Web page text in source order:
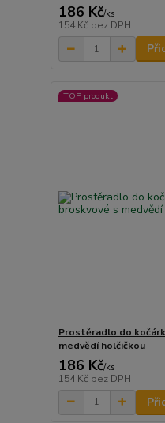
186 Kč/ks
154 Kč bez DPH
TOP produkt
Prostěradlo do
medvědí holčičkou
186 Kč/ks
154 Kč bez DPH